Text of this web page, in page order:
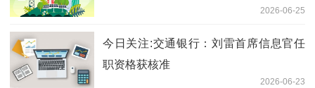
2026-06-25
今日关注:交通银行：刘雷首席信息官任
职资格获核准
2026-06-23